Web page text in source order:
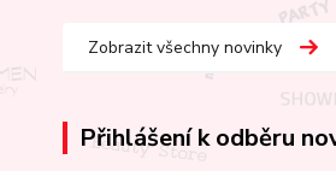
Zobrazit všechny novinky
Přihlášení k odběru